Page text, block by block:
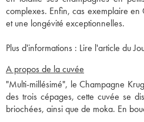
complexes. Enfin, cas exemplaire
et une longévité exceptionnelles.
Plus d'informations : Lire l'article du
A propos de la cuvée
"Multi-millésimé", le Champagne
des trois cépages, cette cuvée se
briochées, ainsi que de moka. En